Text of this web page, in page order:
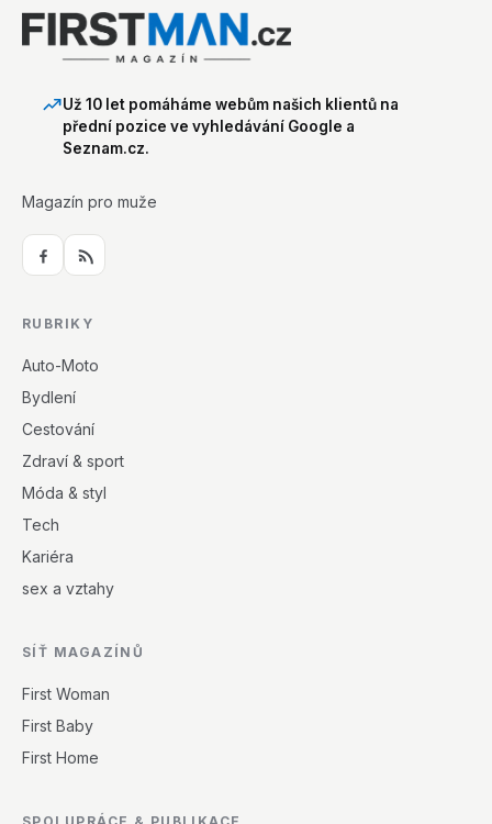
Už 10 let pomáháme webům našich klientů na
přední pozice ve vyhledávání Google a
Seznam.cz.
Magazín pro muže
RUBRIKY
Auto-Moto
Bydlení
Cestování
Zdraví & sport
Móda & styl
Tech
Kariéra
sex a vztahy
SÍŤ MAGAZÍNŮ
First Woman
First Baby
First Home